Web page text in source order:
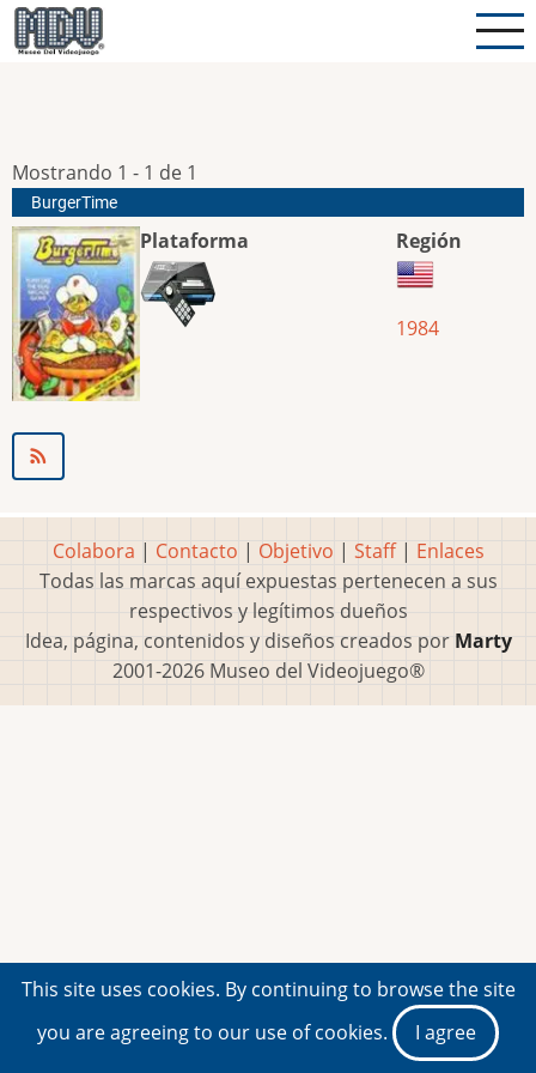
Pasar
al
Mostrando 1 - 1 de 1
BurgerTime
Plataforma Región
1984
Colabora | Contacto | Objetivo | Staff| Enlaces
Todas las marcas aquí expuestas pertenecen a sus
respectivos y legítimos dueños
Idea, página, contenidos y diseños creados por Marty
2001-2026 Museo del Videojuego®
This site uses cookies. By continuing to browse the site
you are agreeing to our use of cookies.
I agree